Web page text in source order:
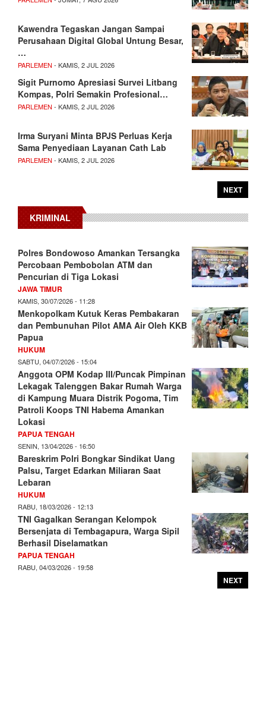
Kawendra Tegaskan Jangan Sampai
Perusahaan Digital Global Untung Besar,
…
PARLEMEN - KAMIS, 2 JUL 2026
Sigit Purnomo Apresiasi Survei Litbang
Kompas, Polri Semakin Profesional…
PARLEMEN - KAMIS, 2 JUL 2026
Irma Suryani Minta BPJS Perluas Kerja
Sama Penyediaan Layanan Cath Lab
PARLEMEN - KAMIS, 2 JUL 2026
NEXT
KRIMINAL
Polres Bondowoso Amankan Tersangka
Percobaan Pembobolan ATM dan
Pencurian di Tiga Lokasi
JAWA TIMUR
KAMIS, 30/07/2026 - 11:28
Menkopolkam Kutuk Keras Pembakaran
dan Pembunuhan Pilot AMA Air Oleh KKB
Papua
HUKUM
SABTU, 04/07/2026 - 15:04
Anggota OPM Kodap III/Puncak Pimpinan
Lekagak Talenggen Bakar Rumah Warga
di Kampung Muara Distrik Pogoma, Tim
Patroli Koops TNI Habema Amankan
Lokasi
PAPUA TENGAH
SENIN, 13/04/2026 - 16:50
Bareskrim Polri Bongkar Sindikat Uang
Palsu, Target Edarkan Miliaran Saat
Lebaran
HUKUM
RABU, 18/03/2026 - 12:13
TNI Gagalkan Serangan Kelompok
Bersenjata di Tembagapura, Warga Sipil
Berhasil Diselamatkan
PAPUA TENGAH
RABU, 04/03/2026 - 19:58
NEXT